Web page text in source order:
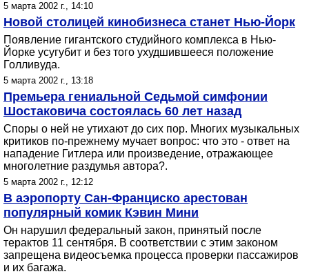
5 марта 2002 г., 14:10
Новой столицей кинобизнеса станет Нью-Йорк
Появление гигантского студийного комплекса в Нью-
Йорке усугубит и без того ухудшившееся положение
Голливуда.
5 марта 2002 г., 13:18
Премьера гениальной Седьмой симфонии
Шостаковича состоялась 60 лет назад
Споры о ней не утихают до сих пор. Многих музыкальных
критиков по-прежнему мучает вопрос: что это - ответ на
нападение Гитлера или произведение, отражающее
многолетние раздумья автора?.
5 марта 2002 г., 12:12
В аэропорту Сан-Франциско арестован
популярный комик Кэвин Мини
Он нарушил федеральный закон, принятый после
терактов 11 сентября. В соответствии с этим законом
запрещена видеосъемка процесса проверки пассажиров
и их багажа.